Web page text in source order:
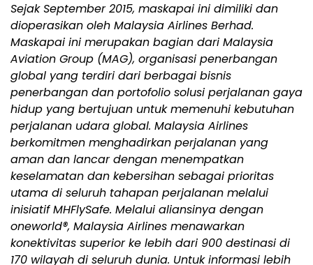
Sejak September 2015, maskapai ini dimiliki dan
dioperasikan oleh Malaysia Airlines Berhad.
Maskapai ini merupakan bagian dari Malaysia
Aviation Group (MAG), organisasi penerbangan
global yang terdiri dari berbagai bisnis
penerbangan dan portofolio solusi perjalanan gaya
hidup yang bertujuan untuk memenuhi kebutuhan
perjalanan udara global. Malaysia Airlines
berkomitmen menghadirkan perjalanan yang
aman dan lancar dengan menempatkan
keselamatan dan kebersihan sebagai prioritas
utama di seluruh tahapan perjalanan melalui
inisiatif MHFlySafe. Melalui aliansinya dengan
oneworld®, Malaysia Airlines menawarkan
konektivitas superior ke lebih dari 900 destinasi di
170 wilayah di seluruh dunia. Untuk informasi lebih